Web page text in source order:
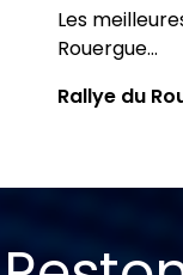
Les
Rouergue…
Rallye du